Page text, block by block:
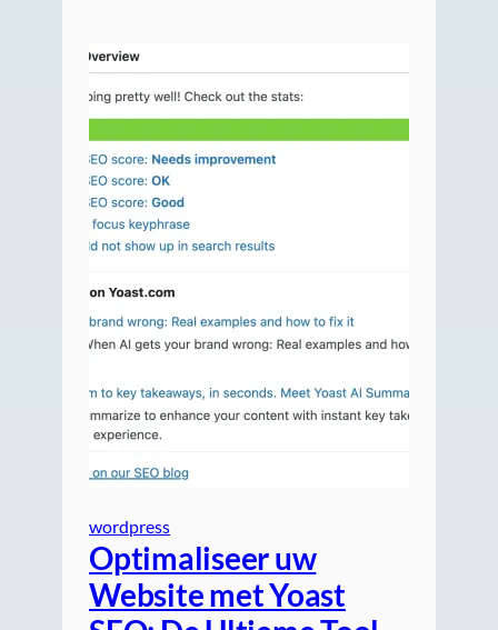
wordpress
Optimaliseer uw
Website met Yoast